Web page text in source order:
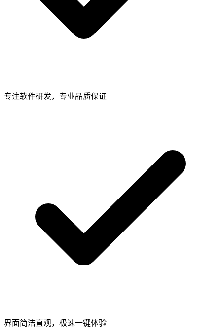
专注软件研发，专业品质保证
界面简洁直观，极速一键体验